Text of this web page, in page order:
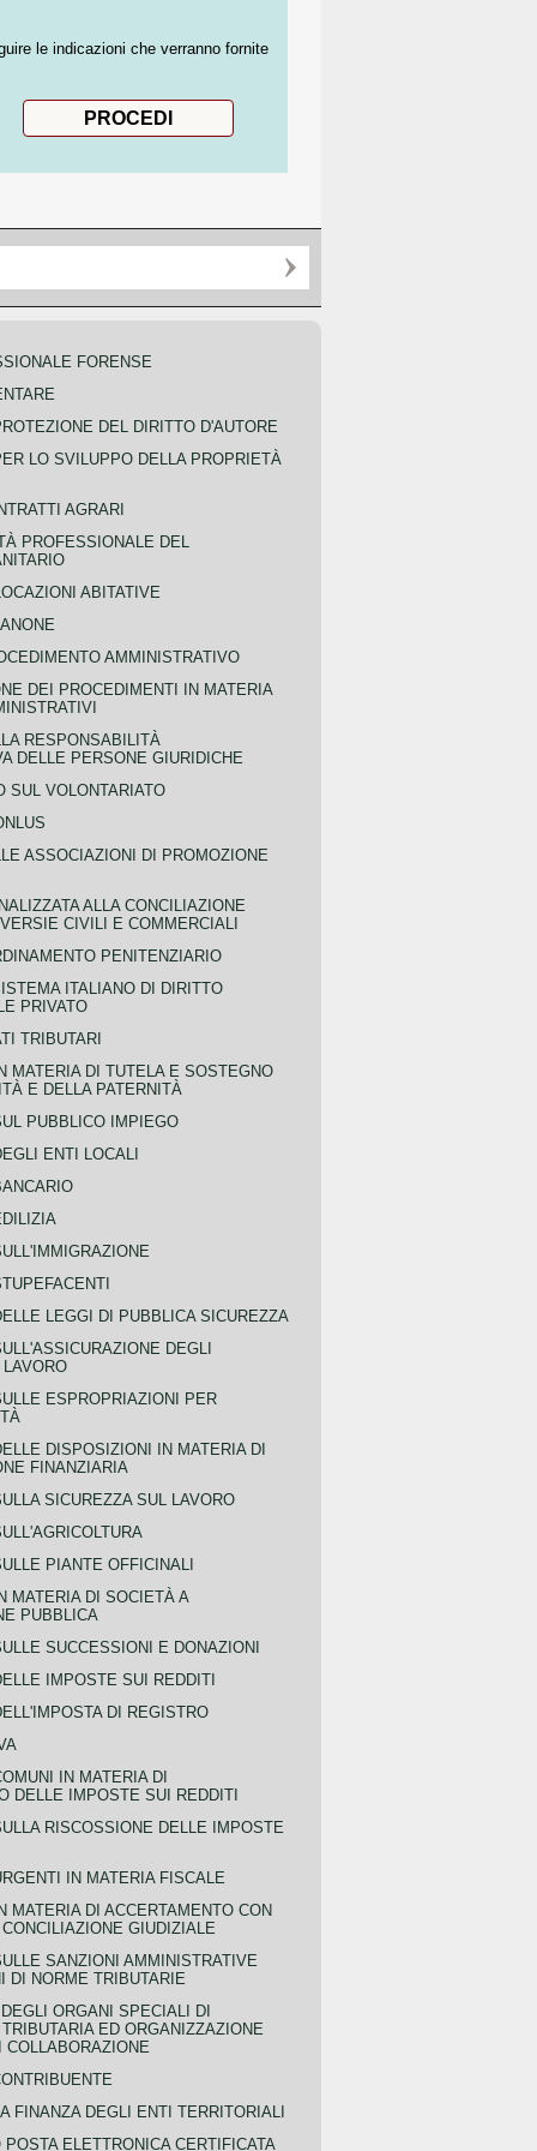
le indicazioni che verranno fornite
FORENSE
DEL DIRITTO D'AUTORE
LO SVILUPPO DELLA PROPRIETÀ
AGRARI
PROFESSIONALE DEL
ABITATIVE
AMMINISTRATIVO
DEI PROCEDIMENTI IN MATERIA
RESPONSABILITÀ
DELLE PERSONE GIURIDICHE
SUL VOLONTARIATO
ASSOCIAZIONI DI PROMOZIONE
ALLA CONCILIAZIONE
CIVILI E COMMERCIALI
PENITENZIARIO
ITALIANO DI DIRITTO
PRIVATO
TRIBUTARI
MATERIA DI TUTELA E SOSTEGNO
E DELLA PATERNITÀ
PUBBLICO IMPIEGO
ENTI LOCALI
LEGGI DI PUBBLICA SICUREZZA
DEGLI
LAVORO
ESPROPRIAZIONI PER
DISPOSIZIONI IN MATERIA DI
FINANZIARIA
SICUREZZA SUL LAVORO
PIANTE OFFICINALI
MATERIA DI SOCIETÀ A
PUBBLICA
SUCCESSIONI E DONAZIONI
IMPOSTE SUI REDDITI
DI REGISTRO
IN MATERIA DI
DELLE IMPOSTE SUI REDDITI
RISCOSSIONE DELLE IMPOSTE
IN MATERIA FISCALE
MATERIA DI ACCERTAMENTO CON
GIUDIZIALE
SANZIONI AMMINISTRATIVE
DI NORME TRIBUTARIE
ORGANI SPECIALI DI
ED ORGANIZZAZIONE
COLLABORAZIONE
FINANZA DEGLI ENTI TERRITORIALI
POSTA ELETTRONICA CERTIFICATA